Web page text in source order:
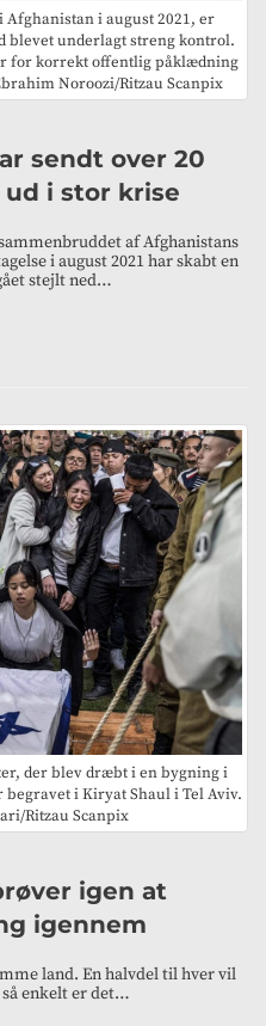
Afghanistan i august 2021, er
blevet underlagt streng kontrol.
for korrekt offentlig påklædning
Noroozi/Ritzau Scanpix
sendt over 20
i stor krise
af Afghanistans
i august 2021 har skabt en
stejlt ned…
der blev dræbt i en bygning i
begravet i Kiryat Shaul i Tel Aviv.
Ritzau Scanpix
igen at
igennem
land. En halvdel til hver vil
enkelt er det…